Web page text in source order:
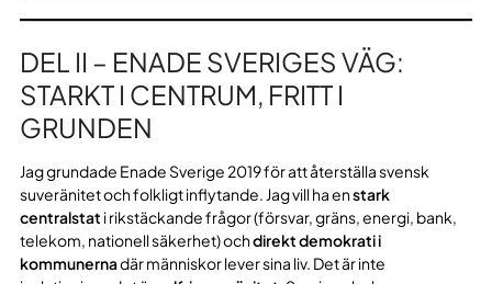
DEL II – ENADE SVERIGES VÄG:
STARKT I CENTRUM, FRITT I
GRUNDEN
Jag grundade Enade Sverige 2019 för att återställa svensk
suveränitet och folkligt inflytande. Jag vill ha enstark
centralstat i rikstäckande frågor (försvar, gräns, energi, bank,
telekom, nationell säkerhet) ochdirekt demokrati i
kommunernadär människor lever sina liv. Det är inte